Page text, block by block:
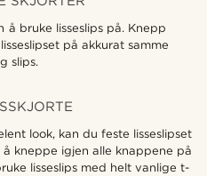
bruke lisseslips på. Knepp
på akkurat samme
slips.
look, kan du feste lisseslipset
kneppe igjen alle knappene på
lisseslips med helt vanlige t-